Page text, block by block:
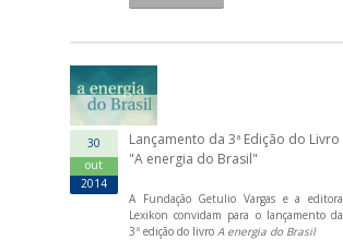
30
out
2014
Lançamento da 3ª Edição do Livro
"A energia do Brasil"
A Fundação Getulio Vargas e a editora
Lexikon convidam para o lançamento da
3ª edição do livro A energia do Brasil